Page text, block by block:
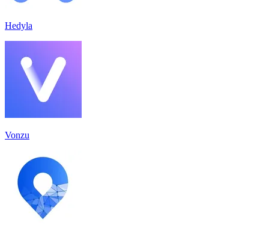
Hedyla
Vonzu